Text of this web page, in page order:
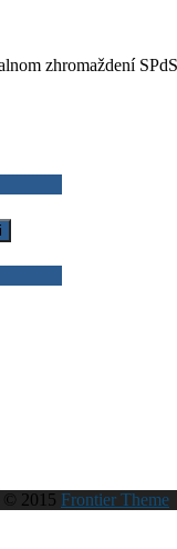
zhromaždení
© 2015 Frontier Theme